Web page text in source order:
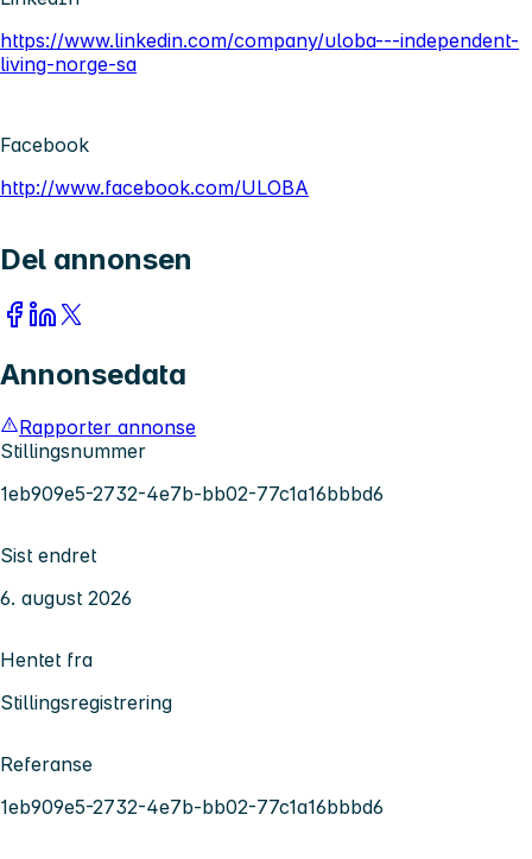
https://www.linkedin.com/company/uloba---independent-
living-norge-sa
Facebook
http://www.facebook.com/ULOBA
Del annonsen
Annonsedata
Rapporter annonse
Stillingsnummer
1eb909e5-2732-4e7b-bb02-77c1a16bbbd6
Sist endret
6. august 2026
Hentet fra
Stillingsregistrering
Referanse
1eb909e5-2732-4e7b-bb02-77c1a16bbbd6